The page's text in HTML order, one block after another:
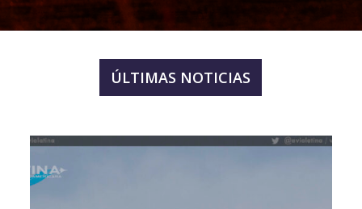
ÚLTIMAS NOTICIAS